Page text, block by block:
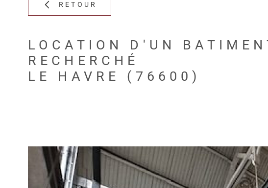
RETOUR
LOCATION D'UN
RECHERCHÉ
LE HAVRE (76600)